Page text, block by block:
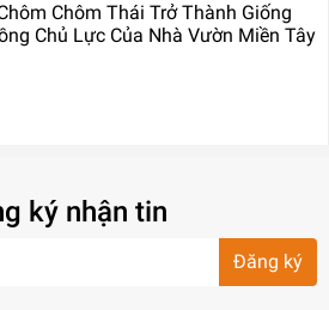
Chôm Thái Trở Thành Giống
Chủ Lực Của Nhà Vườn Miền Tây
ký nhận tin
Đăng ký